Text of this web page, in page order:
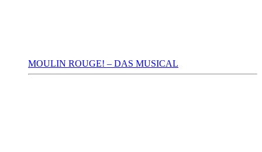
MOULIN ROUGE! – DAS MUSICAL